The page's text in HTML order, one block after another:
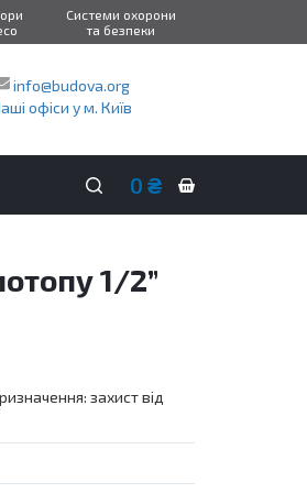
info@budova.org
офіси у м. Київ
Кошик
покупок
0₴
1/2”
захист від
Системи охорони
та безпеки